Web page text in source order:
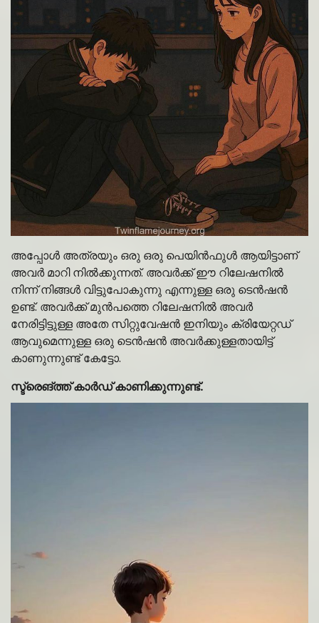
അപ്പോൾ അത്രയും ഒരു ഒരു പെയിൻഫുൾ ആയിട്ടാണ്
അവർ മാറി നിൽക്കുന്നത്. അവർക്ക് ഈ റിലേഷനിൽ
നിന്ന് നിങ്ങൾ വിട്ടുപോകുന്നു എന്നുള്ള ഒരു ടെൻഷൻ
ഉണ്ട്. അവർക്ക് മുൻപത്തെ റിലേഷനിൽ അവർ
നേരിട്ടിട്ടുള്ള അതേ സിറ്റുവേഷൻ ഇനിയും ക്രിയേറ്റഡ്
ആവുമെന്നുള്ള ഒരു ടെൻഷൻ അവർക്കുള്ളതായിട്ട്
കാണുന്നുണ്ട് കേട്ടോ.
സ്ട്രെങ്ത്ത് കാർഡ് കാണിക്കുന്നുണ്ട്.